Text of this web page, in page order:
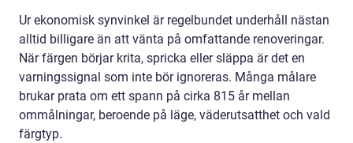
Ur ekonomisk synvinkel är regelbundet underhåll nästan
alltid billigare än att vänta på omfattande renoveringar.
När färgen börjar krita, spricka eller släppa är det en
varningssignal som inte bör ignoreras. Många målare
brukar prata om ett spann på cirka 815 år mellan
ommålningar, beroende på läge, väderutsatthet och vald
färgtyp.